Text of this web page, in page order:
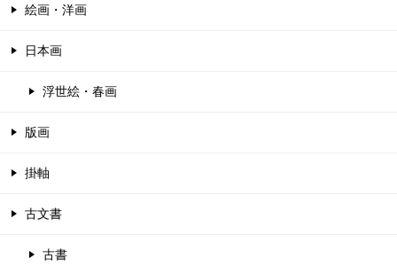
絵画・洋画
日本画
浮世絵・春画
版画
掛軸
古文書
古書